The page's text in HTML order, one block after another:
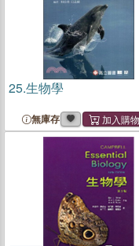
25.生物學
無庫存